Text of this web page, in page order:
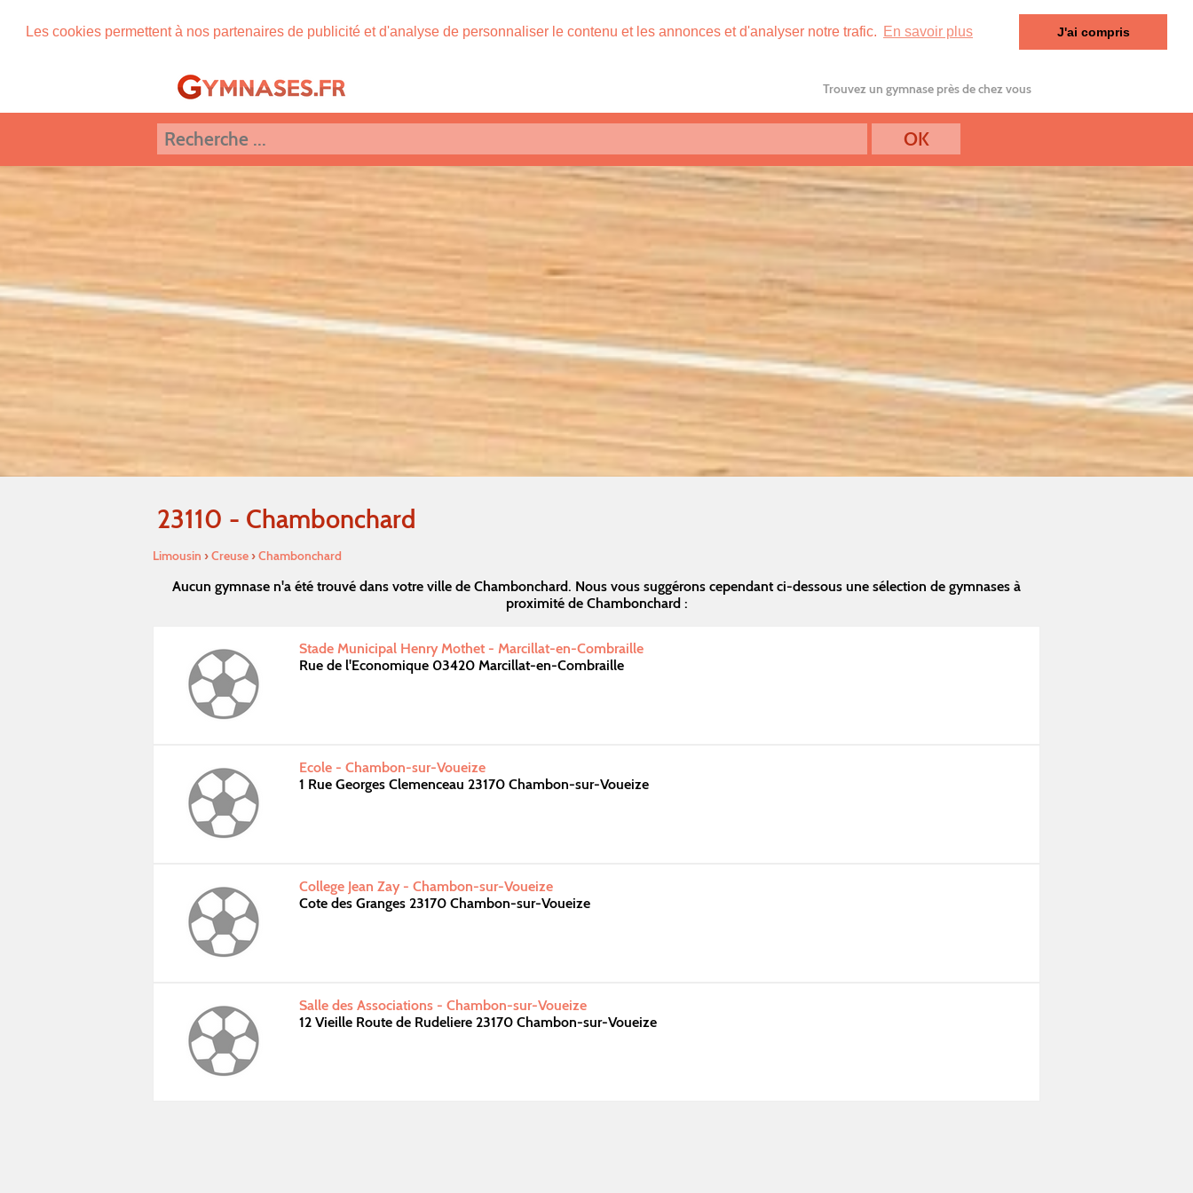
Les cookies permettent à nos partenaires de publicité et d'analyse de personnaliser le contenu et les annonces et d'analyser notre trafic. En savoir plus J'ai compris
Trouvez un gymnase près de chez vous
23110 - Chambonchard
Limousin ›Creuse›Chambonchard
Aucun gymnase n'a été trouvé dans votre ville de Chambonchard. Nous vous suggérons cependant ci-dessous une sélection de gymnases à
proximité de Chambonchard :
Stade Municipal Henry Mothet - Marcillat-en-Combraille
Rue de l'Economique 03420 Marcillat-en-Combraille
Ecole - Chambon-sur-Voueize
1 Rue Georges Clemenceau 23170 Chambon-sur-Voueize
College Jean Zay - Chambon-sur-Voueize
Cote des Granges 23170 Chambon-sur-Voueize
Salle des Associations - Chambon-sur-Voueize
12 Vieille Route de Rudeliere 23170 Chambon-sur-Voueize